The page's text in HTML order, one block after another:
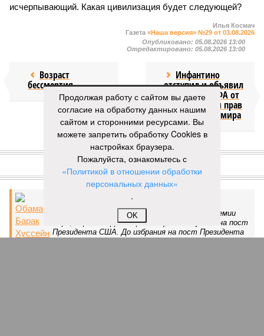
исчерпывающий. Какая цивилизация будет следующей?
Илья Космач
Газета «Наша версия» №29 от 03.08.2026
Опубликовано: 05.08.2026 13:00
Отредактировано: 05.08.2026 13:00
Возраст
бессмертия
Инфантино
отступил и объявил
об отказе ФИФА от
продажи доли прав
на чемпионат мира
КОММЕНТАРИИ 1
ДОСЬЕ
Обама Барак Хуссейн
44 Президент США, лауреат Нобелевской премии
мира, первый афроамериканец, выдвинутый на пост
Президента США. До избрания на пост Президента
Продолжая работу с сайтом вы даете
согласие на обработку данных нашим
сайтом и сторонними ресурсами. Вы
можете запретить обработку Cookies в
настройках браузера.
Пожалуйста, ознакомьтесь с
«Политикой в отношении обработки
персональных данных»
.
OK